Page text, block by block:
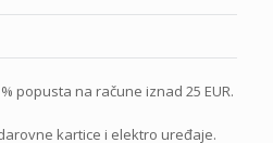
popusta na račune iznad 25 EUR.
kartice i elektro uređaje.